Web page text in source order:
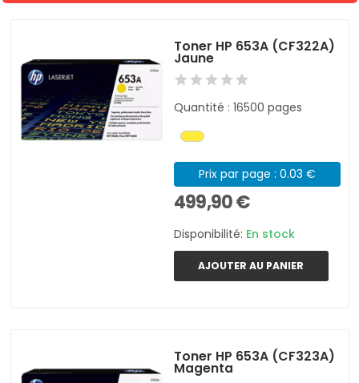
Toner HP 653A (CF322A)
Jaune
Quantité : 16500 pages
Prix par page : 0.03 €
499,90 €
Disponibilité: En stock
AJOUTER AU PANIER
Toner HP 653A (CF323A)
Magenta